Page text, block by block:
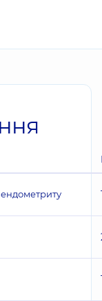
ендометриту